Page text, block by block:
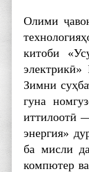
Олими
китоби
Зимни
гуна
иттилоотӣ
энергия»
ба мисли
компютер